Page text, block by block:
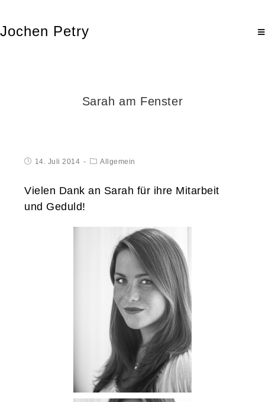
Jochen Petry
Sarah am Fenster
14. Juli 2014 Allgemein
Vielen Dank an Sarah für ihre Mitarbeit
und Geduld!